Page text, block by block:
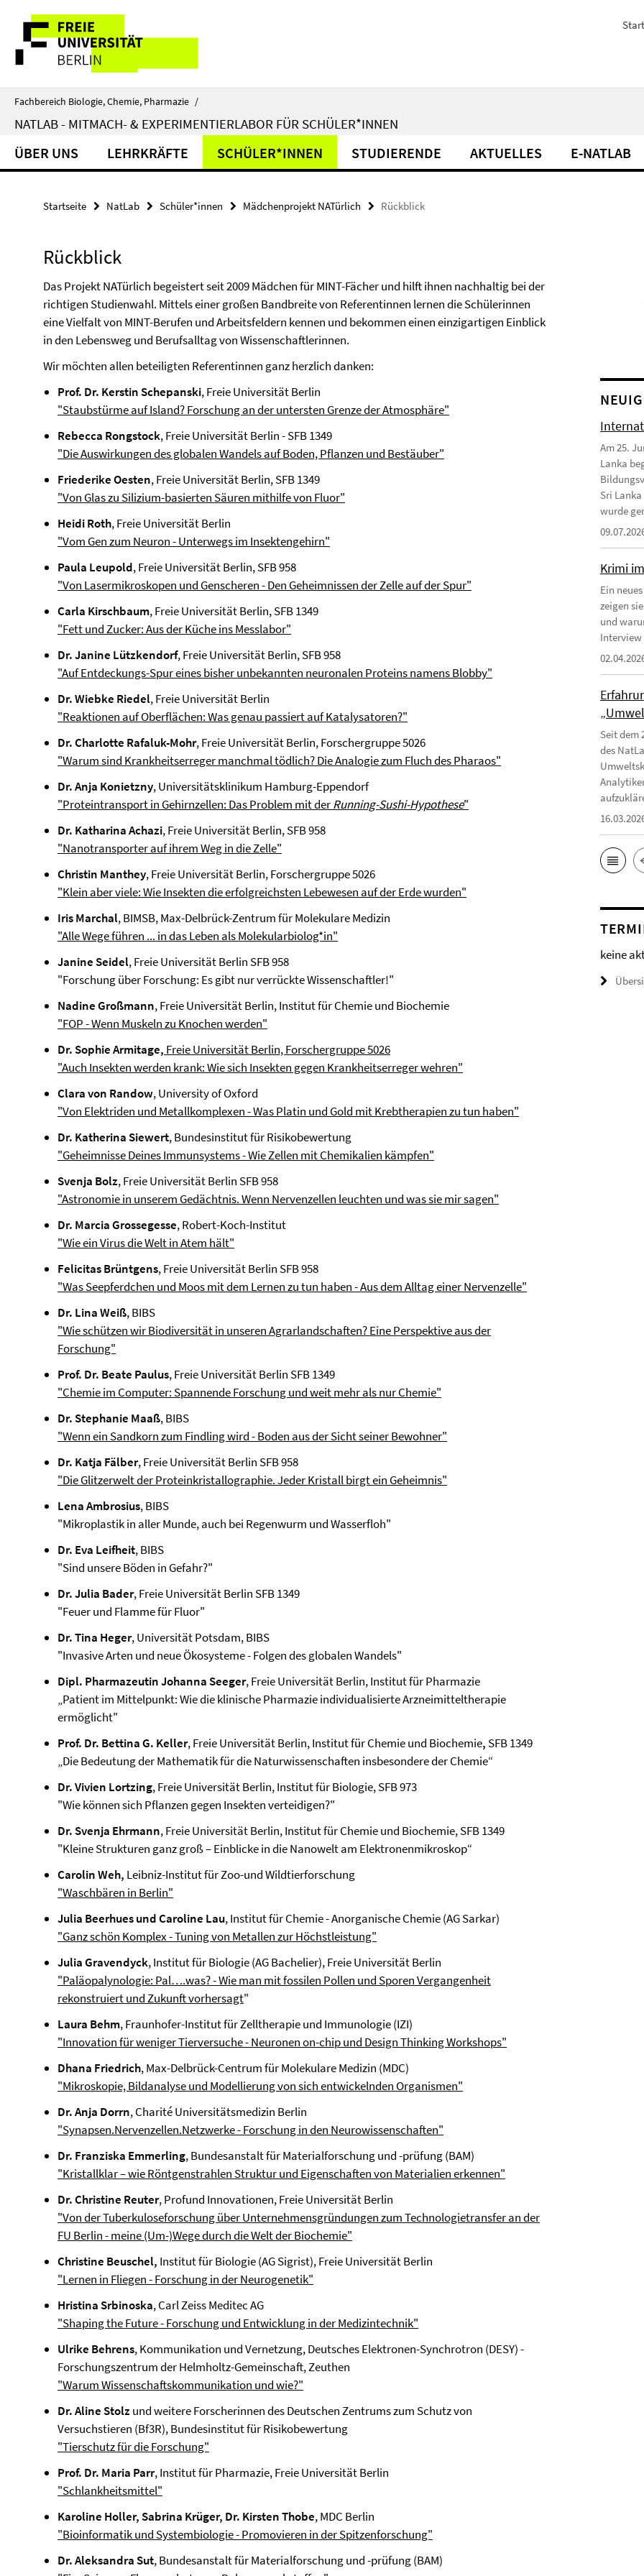
direkt
Inhalt
Service-
Navigation
Fachbereich Biologie, Chemie, Pharmazie /
NATLAB - MITMACH- & EXPERIMENTIERLABOR FÜR SCHÜLER*INNEN
ÜBER UNS LEHRKRÄFTE SCHÜLER*INNEN STUDIERENDE AKTUELLES E-NATLAB
Startseite NatLab Schüler*innen Mädchenprojekt NATürlich Rückblick
Rückblick
Das Projekt NATürlich begeistert seit 2009 Mädchen für MINT-Fächer und hilft ihnen nachhaltig bei der
richtigen Studienwahl. Mittels einer großen Bandbreite von Referentinnen lernen die Schülerinnen
eine Vielfalt von MINT-Berufen und Arbeitsfeldern kennen und bekommen einen einzigartigen Einblick
in den Lebensweg und Berufsalltag von Wissenschaftlerinnen.
Wir möchten allen beteiligten Referentinnen ganz herzlich danken:
Prof. Dr. Kerstin Schepanski, Freie Universität Berlin
"Staubstürme auf Island? Forschung an der untersten Grenze der Atmosphäre"
Rebecca Rongstock, Freie Universität Berlin - SFB 1349
"Die Auswirkungen des globalen Wandels auf Boden, Pflanzen und Bestäuber"
Friederike Oesten, Freie Universität Berlin, SFB 1349
"Von Glas zu Silizium-basierten Säuren mithilfe von Fluor"
Heidi Roth, Freie Universität Berlin
"Vom Gen zum Neuron - Unterwegs im Insektengehirn"
Paula Leupold, Freie Universität Berlin, SFB 958
"Von Lasermikroskopen und Genscheren - Den Geheimnissen der Zelle auf der Spur"
Carla Kirschbaum, Freie Universität Berlin, SFB 1349
"Fett und Zucker: Aus der Küche ins Messlabor"
Dr. Janine Lützkendorf, Freie Universität Berlin, SFB 958
"Auf Entdeckungs-Spur eines bisher unbekannten neuronalen Proteins namens Blobby"
Dr. Wiebke Riedel, Freie Universität Berlin
"Reaktionen auf Oberflächen: Was genau passiert auf Katalysatoren?"
Dr. Charlotte Rafaluk-Mohr, Freie Universität Berlin, Forschergruppe 5026
"Warum sind Krankheitserreger manchmal tödlich? Die Analogie zum Fluch des Pharaos"
Dr. Anja Konietzny, Universitätsklinikum Hamburg-Eppendorf
"Proteintransport in Gehirnzellen: Das Problem mit derRunning-Sushi-Hypothese"
Dr. Katharina Achazi, Freie Universität Berlin, SFB 958
"Nanotransporter auf ihrem Weg in die Zelle"
Christin Manthey, Freie Universität Berlin, Forschergruppe 5026
"Klein aber viele: Wie Insekten die erfolgreichsten Lebewesen auf der Erde wurden"
Iris Marchal, BIMSB, Max-Delbrück-Zentrum für Molekulare Medizin
"Alle Wege führen ... in das Leben als Molekularbiolog*in"
Janine Seidel, Freie Universität Berlin SFB 958
"Forschung über Forschung: Es gibt nur verrückte Wissenschaftler!"
Nadine Großmann, Freie Universität Berlin, Institut für Chemie und Biochemie
"FOP - Wenn Muskeln zu Knochen werden"
Dr. Sophie Armitage, Freie Universität Berlin, Forschergruppe 5026
"Auch Insekten werden krank: Wie sich Insekten gegen Krankheitserreger wehren"
Clara von Randow, University of Oxford
"Von Elektriden und Metallkomplexen - Was Platin und Gold mit Krebtherapien zu tun haben"
Dr. Katherina Siewert, Bundesinstitut für Risikobewertung
"Geheimnisse Deines Immunsystems - Wie Zellen mit Chemikalien kämpfen"
Svenja Bolz, Freie Universität Berlin SFB 958
"Astronomie in unserem Gedächtnis. Wenn Nervenzellen leuchten und was sie mir sagen"
Dr. Marcia Grossegesse, Robert-Koch-Institut
"Wie ein Virus die Welt in Atem hält"
Felicitas Brüntgens, Freie Universität Berlin SFB 958
"Was Seepferdchen und Moos mit dem Lernen zu tun haben - Aus dem Alltag einer Nervenzelle"
Dr. Lina Weiß, BIBS
"Wie schützen wir Biodiversität in unseren Agrarlandschaften? Eine Perspektive aus der
Forschung"
Prof. Dr. Beate Paulus, Freie Universität Berlin SFB 1349
"Chemie im Computer: Spannende Forschung und weit mehr als nur Chemie"
Dr. Stephanie Maaß, BIBS
"Wenn ein Sandkorn zum Findling wird - Boden aus der Sicht seiner Bewohner"
Dr. Katja Fälber, Freie Universität Berlin SFB 958
"Die Glitzerwelt der Proteinkristallographie. Jeder Kristall birgt ein Geheimnis"
Lena Ambrosius, BIBS
"Mikroplastik in aller Munde, auch bei Regenwurm und Wasserfloh"
Dr. Eva Leifheit, BIBS
"Sind unsere Böden in Gefahr?"
Dr. Julia Bader, Freie Universität Berlin SFB 1349
"Feuer und Flamme für Fluor"
Dr. Tina Heger, Universität Potsdam, BIBS
"Invasive Arten und neue Ökosysteme - Folgen des globalen Wandels"
Dipl. Pharmazeutin Johanna Seeger, Freie Universität Berlin, Institut für Pharmazie
„Patient im Mittelpunkt: Wie die klinische Pharmazie individualisierte Arzneimitteltherapie
ermöglicht"
Prof. Dr. Bettina G. Keller, Freie Universität Berlin, Institut für Chemie und Biochemie, SFB 1349
„Die Bedeutung der Mathematik für die Naturwissenschaften insbesondere der Chemie“
Dr. Vivien Lortzing, Freie Universität Berlin, Institut für Biologie, SFB 973
"Wie können sich Pflanzen gegen Insekten verteidigen?"
Dr. Svenja Ehrmann, Freie Universität Berlin, Institut für Chemie und Biochemie, SFB 1349
"Kleine Strukturen ganz groß – Einblicke in die Nanowelt am Elektronenmikroskop“
Carolin Weh, Leibniz-Institut für Zoo-und Wildtierforschung
"Waschbären in Berlin"
Julia Beerhues und Caroline Lau, Institut für Chemie - Anorganische Chemie (AG Sarkar)
"Ganz schön Komplex - Tuning von Metallen zur Höchstleistung"
Julia Gravendyck, Institut für Biologie (AG Bachelier), Freie Universität Berlin
"Paläopalynologie: Pal….was? - Wie man mit fossilen Pollen und Sporen Vergangenheit
rekonstruiert und Zukunft vorhersagt"
Laura Behm, Fraunhofer-Institut für Zelltherapie und Immunologie (IZI)
"Innovation für weniger Tierversuche - Neuronen on-chip und Design Thinking Workshops"
Dhana Friedrich, Max-Delbrück-Centrum für Molekulare Medizin (MDC)
"Mikroskopie, Bildanalyse und Modellierung von sich entwickelnden Organismen"
Dr. Anja Dorrn, Charité Universitätsmedizin Berlin
"Synapsen.Nervenzellen.Netzwerke - Forschung in den Neurowissenschaften"
Dr. Franziska Emmerling, Bundesanstalt für Materialforschung und -prüfung (BAM)
"Kristallklar – wie Röntgenstrahlen Struktur und Eigenschaften von Materialien erkennen"
Dr. Christine Reuter, Profund Innovationen, Freie Universität Berlin
"Von der Tuberkuloseforschung über Unternehmensgründungen zum Technologietransfer an der
FU Berlin - meine (Um-)Wege durch die Welt der Biochemie"
Christine Beuschel, Institut für Biologie (AG Sigrist), Freie Universität Berlin
"Lernen in Fliegen - Forschung in der Neurogenetik"
Hristina Srbinoska, Carl Zeiss Meditec AG
"Shaping the Future - Forschung und Entwicklung in der Medizintechnik"
Ulrike Behrens, Kommunikation und Vernetzung, Deutsches Elektronen-Synchrotron (DESY) -
Forschungszentrum der Helmholtz-Gemeinschaft, Zeuthen
"Warum Wissenschaftskommunikation und wie?"
Dr. Aline Stolzund weitere Forscherinnen des Deutschen Zentrums zum Schutz von
Versuchstieren (Bf3R), Bundesinstitut für Risikobewertung
"Tierschutz für die Forschung"
Prof. Dr. Maria Parr, Institut für Pharmazie, Freie Universität Berlin
"Schlankheitsmittel"
Karoline Holler, Sabrina Krüger, Dr. Kirsten Thobe, MDC Berlin
"Bioinformatik und Systembiologie - Promovieren in der Spitzenforschung"
Dr. Aleksandra Sut, Bundesanstalt für Materialforschung und -prüfung (BAM)
Am 25.
Lanka
Sri
wurde
Krimi
Ein
zeigen
und
Interview
Seit dem
des
keine